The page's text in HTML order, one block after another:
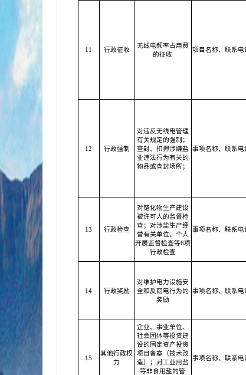
11 行政征收
无线电频率占用费
的征收
项目名称、联系电
12 行政强制
对违反无线电管理
有关规定的强制；
查封、扣押涉嫌盐
业违法行为有关的
物品或查封场所；
事项名称、联系电
13 行政检查
对铬化物生产建设
被许可人的监督检
查；对涉盐生产经
营有关单位、个人
开展监督检查等6项
行政检查
事项名称、联系电
14 行政奖励
对维护电力设施安
全和反窃电行为的
奖励
事项名称、联系电
15
其他行政权
力
企业、事业单位、
社会团体等投资建
设的固定资产投资
项目备案（技术改
造）；对工业用盐
等非食用盐的管
事项名称、联系电